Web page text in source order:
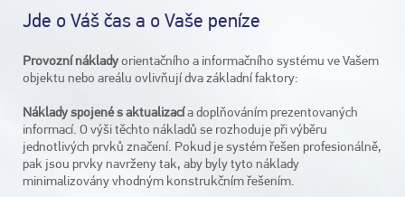
Jde o Váš čas a o Vaše peníze
Provozní nákladyorientačního a informačního systému ve Vašem
objektu nebo areálu ovlivňují dva základní faktory:
Náklady spojené s aktualizacía doplňováním prezentovaných
informací. O výši těchto nákladů se rozhoduje při výběru
jednotlivých prvků značení. Pokud je systém řešen profesionálně,
pak jsou prvky navrženy tak, aby byly tyto náklady
minimalizovány vhodným konstrukčním řešením.